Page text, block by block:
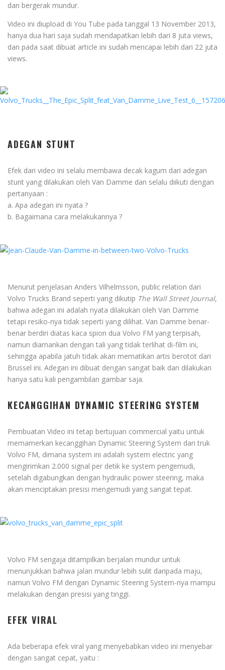
dan bergerak mundur.
Video ini diupload di You Tube pada tanggal 13 November 2013,
hanya dua hari saja sudah mendapatkan lebih dari 8 juta views,
dan pada saat dibuat article ini sudah mencapai lebih dari 22 juta
views.
ADEGAN STUNT
Efek dari video ini selalu membawa decak kagum dari adegan
stunt yang dilakukan oleh Van Damme dan selalu diikuti dengan
pertanyaan :
a. Apa adegan ini nyata ?
b. Bagaimana cara melakukannya ?
Menurut penjelasan Anders Vilhelmsson, public relation dari
Volvo Trucks Brand seperti yang dikutip The Wall Street Journal,
bahwa adegan ini adalah nyata dilakukan oleh Van Damme
tetapi resiko-nya tidak seperti yang dilihat. Van Damme benar-
benar berdiri diatas kaca spion dua Volvo FM yang terpisah,
namun diamankan dengan tali yang tidak terlihat di-film ini,
sehingga apabila jatuh tidak akan mematikan artis berotot dari
Brussel ini. Adegan ini dibuat dengan sangat baik dan dilakukan
hanya satu kali pengambilan gambar saja.
KECANGGIHAN DYNAMIC STEERING SYSTEM
Pembuatan Video ini tetap bertujuan commercial yaitu untuk
memamerkan kecanggihan Dynamic Steering System dari truk
Volvo FM, dimana system ini adalah system electric yang
mengirimkan 2.000 signal per detik ke system pengemudi,
setelah digabungkan dengan hydraulic power steering, maka
akan menciptakan presisi mengemudi yang sangat tepat.
Volvo FM sengaja ditampilkan berjalan mundur untuk
menunjukkan bahwa jalan mundur lebih sulit daripada maju,
namun Volvo FM dengan Dynamic Steering System-nya mampu
melakukan dengan presisi yang tinggi.
EFEK VIRAL
Ada beberapa efek viral yang menyebabkan video ini menyebar
dengan sangat cepat, yaitu :